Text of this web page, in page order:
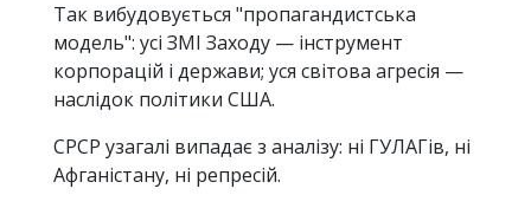
Так вибудовується "пропагандистська
модель": усі ЗМІ Заходу — інструмент
корпорацій і держави; уся світова агресія —
наслідок політики США.
СРСР узагалі випадає з аналізу: ні ГУЛАГів, ні
Афганістану, ні репресій.